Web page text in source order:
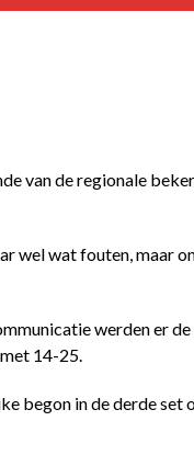
van de regionale
wel wat fouten, maar
werden er
14-25.
begon in de derde set